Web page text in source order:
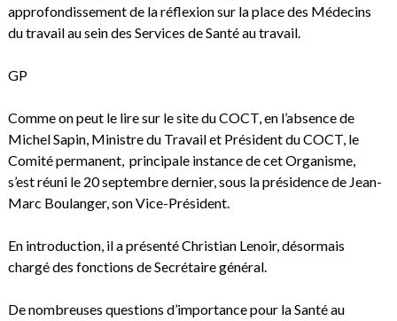
approfondissement de la réflexion sur la place des Médecins
du travail au sein des Services de Santé au travail.
GP
Comme on peut le lire sur le site du COCT, en l’absence de
Michel Sapin, Ministre du Travail et Président du COCT, le
Comité permanent, principale instance de cet Organisme,
s’est réuni le 20 septembre dernier, sous la présidence de Jean-
Marc Boulanger, son Vice-Président.
En introduction, il a présenté Christian Lenoir, désormais
chargé des fonctions de Secrétaire général.
De nombreuses questions d’importance pour la Santé au